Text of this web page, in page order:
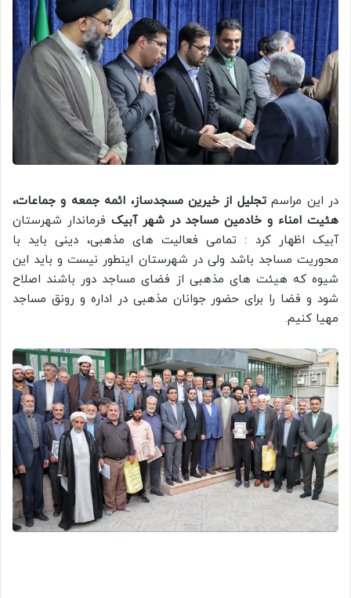
در این مراسمتجلیل از خیرین مسجدساز، ائمه جمعه و جماعات،
هئیت امناء و خادمین مساجد در شهر آبیک فرماندار شهرستان
آبیک اظهار کرد : تمامی فعالیت های مذهبی، دینی باید با
محوریت مساجد باشد ولی در شهرستان اینطور نیست و باید این
شیوه که هیئت های مذهبی از فضای مساجد دور باشند اصلاح
شود و فضا را برای حضور جوانان مذهبی در اداره و رونق مساجد
مهیا کنیم.